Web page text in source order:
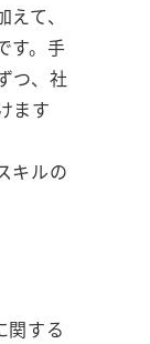
て、
す。手
つ、社
ます
キルの
関する